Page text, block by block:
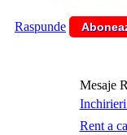
Raspunde
Mesaje
Rent a